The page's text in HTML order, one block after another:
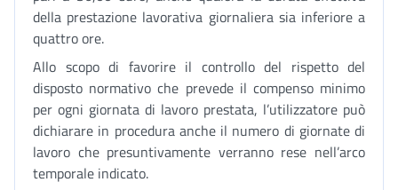
della prestazione lavorativa giornaliera sia inferiore a
quattro ore.
Allo scopo di favorire il controllo del rispetto del
disposto normativo che prevede il compenso minimo
per ogni giornata di lavoro prestata, l’utilizzatore può
dichiarare in procedura anche il numero di giornate di
lavoro che presuntivamente verranno rese nell’arco
temporale indicato.